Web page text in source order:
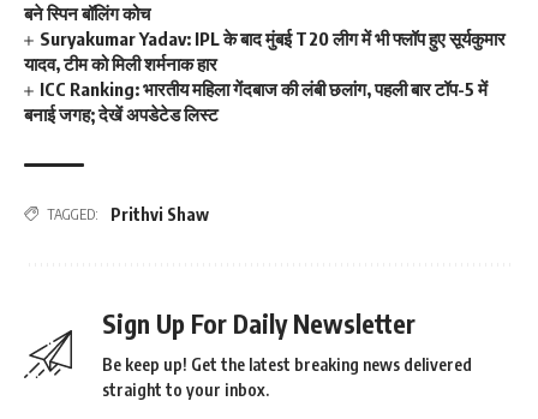
बने स्पिन बॉलिंग कोच
Suryakumar Yadav: IPL के बाद मुंबई T20 लीग में भी फ्लॉप हुए सूर्यकुमार
यादव, टीम को मिली शर्मनाक हार
ICC Ranking: भारतीय महिला गेंदबाज की लंबी छलांग, पहली बार टॉप-5 में
बनाई जगह; देखें अपडेटेड लिस्ट
TAGGED: Prithvi Shaw
Sign Up For Daily Newsletter
Be keep up! Get the latest breaking news delivered
straight to your inbox.